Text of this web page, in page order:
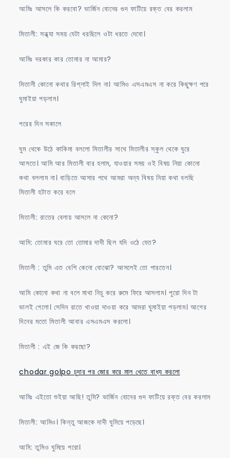
আমিঃ আসলে কি করবো? ভার্জিন বোনের গুদ ফাটিয়ে রক্ত বের করলাম
মিতালী: সন্ধ্যা সময় যেটা ধরছিলে ওটা ধরতে দেবো।
আমিঃ দরকার কার তোমার না আমার?
মিতালী কোনো কথার রিপ্লাই দিল না। আমিও এসএমএস না করে কিছুক্ষণ পরে
ঘুমাইয়া পড়লাম।
পরের দিন সকালে
ঘুম থেকে উঠে কাকিমা বললো মিতালীর সাথে মিতালীর স্কুল থেকে ঘুরে
আসতে। আমি আর মিতালী বার হলাম, যাওয়ার সময় ওই বিষয় নিয়া কোনো
কথা বললাম না। বাড়িতে আসার পথে আমরা অন্য বিষয় নিয়া কথা বলছি
মিতালী হটাত করে বলে
মিতালী: রাতের বেলায় আসলে না কেনো?
আমি: তোমার ঘরে তো তোমার দাদী ছিল যদি ওঠে যেত?
মিতালী : তুমি এত বেশি কেনো বোঝো? আসলেই তো পারতেন।
আমি কোনো কথা না বলে মাথা নিচু করে রুমে ফিরে আসলাম। পুরো দিন টা
ভালই গেলো। সেদিন রাতে খাওয়া দাওয়া করে আমরা ঘুমাইয়া পড়লাম। আগের
দিনের মতো মিতালী আবার এসএমএস করলো।
মিতালী : এই জে কি করছো?
chodar golpo চুদার পর জোর করে মাল খেতে বাধ্য করলো
আমিঃ এইতো শুইয়া আছি! তুমি? ভার্জিন বোনের গুদ ফাটিয়ে রক্ত বের করলাম
মিতালী: আমিও। কিন্তু আজকে দাদী ঘুমিয়ে পড়েছে।
আমি: তুমিও ঘুমিয়ে পরো।